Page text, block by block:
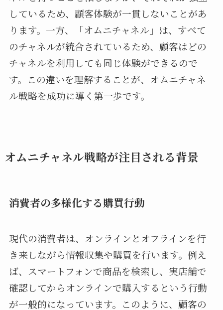
しているため、顧客体験が一貫しないことがあ
ります。一方、「オムニチャネル」は、すべて
のチャネルが統合されているため、顧客はどの
チャネルを利用しても同じ体験ができるので
す。この違いを理解することが、オムニチャネ
ル戦略を成功に導く第一歩です。
オムニチャネル戦略が注目される背景
消費者の多様化する購買行動
現代の消費者は、オンラインとオフラインを行
き来しながら情報収集や購買を行います。例え
ば、スマートフォンで商品を検索し、実店舗で
確認してからオンラインで購入するという行動
が一般的になっています。このように、顧客の